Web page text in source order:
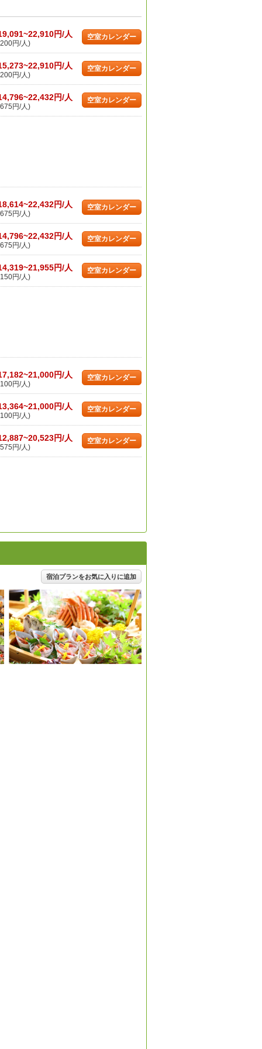
円/人
円/人)
空室カレンダー
円/人
円/人)
空室カレンダー
円/人
円/人)
空室カレンダー
円/人
円/人)
空室カレンダー
円/人
円/人)
空室カレンダー
円/人
円/人)
空室カレンダー
円/人
円/人)
空室カレンダー
円/人
円/人)
空室カレンダー
円/人
円/人)
空室カレンダー
宿泊プランをお気に入りに追加